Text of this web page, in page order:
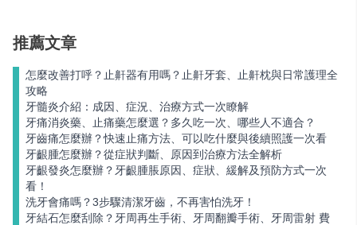
推薦文章
怎麼改善打呼？止鼾器有用嗎？止鼾牙套、止鼾枕與日常護理全
攻略
牙髓炎介紹：成因、症況、治療方式一次瞭解
牙痛消炎藥、止痛藥怎麼選？多久吃一次、哪些人不適合？
牙齒痛怎麼辦？快速止痛方法、可以吃什麼與後續照護一次看
牙齦腫怎麼辦？從症狀判斷、原因到治療方法全解析
牙齦發炎怎麼辦？牙齦腫脹原因、症狀、緩解及預防方式一次
看！
洗牙會痛嗎？3步驟清潔牙齒，不再害怕洗牙！
牙結石怎麼刮除？牙周再生手術、牙周翻瓣手術、牙周雷射 費